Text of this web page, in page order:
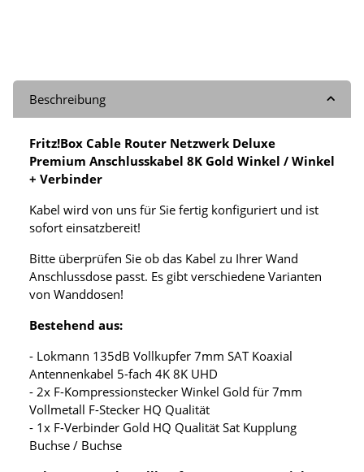
Beschreibung
Fritz!Box Cable Router Netzwerk Deluxe
Premium Anschlusskabel 8K Gold Winkel / Winkel
+ Verbinder
Kabel wird von uns für Sie fertig konfiguriert und ist
sofort einsatzbereit!
Bitte überprüfen Sie ob das Kabel zu Ihrer Wand
Anschlussdose passt. Es gibt verschiedene Varianten
von Wanddosen!
Bestehend aus:
- Lokmann 135dB Vollkupfer 7mm SAT Koaxial
Antennenkabel 5-fach 4K 8K UHD
- 2x F-Kompressionstecker Winkel Gold für 7mm
Vollmetall F-Stecker HQ Qualität
- 1x F-Verbinder Gold HQ Qualität Sat Kupplung
Buchse / Buchse